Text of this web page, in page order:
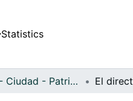
Statistics
APFFVC - Ciudad - Patrimonial